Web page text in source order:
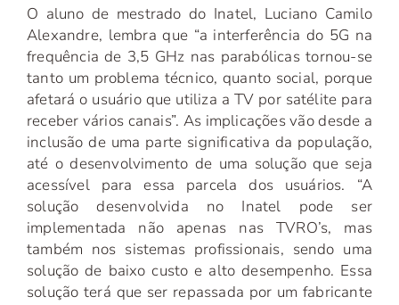
O aluno de mestrado do Inatel, Luciano Camilo
Alexandre, lembra que “a interferência do 5G na
frequência de 3,5 GHz nas parabólicas tornou-se
tanto um problema técnico, quanto social, porque
afetará o usuário que utiliza a TV por satélite para
receber vários canais”. As implicações vão desde a
inclusão de uma parte significativa da população,
até o desenvolvimento de uma solução que seja
acessível para essa parcela dos usuários. “A
solução desenvolvida no Inatel pode ser
implementada não apenas nas TVRO’s, mas
também nos sistemas profissionais, sendo uma
solução de baixo custo e alto desempenho. Essa
solução terá que ser repassada por um fabricante